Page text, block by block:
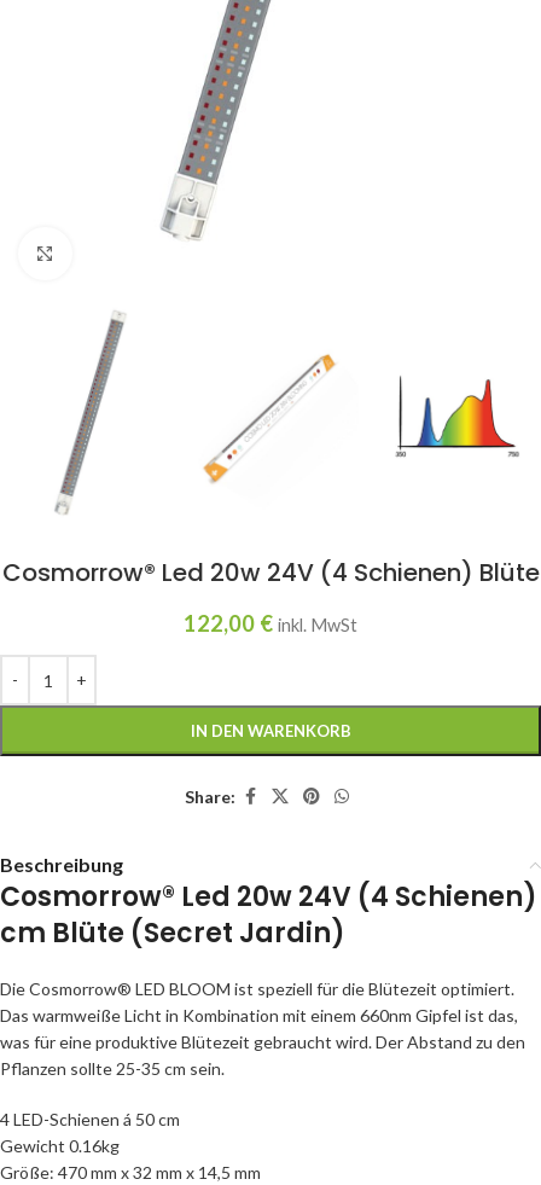
Cosmorrow® Led 20w 24V (4 Schienen) Blüte
122,00 € inkl. MwSt
IN DEN WARENKORB
Share:
Beschreibung
Cosmorrow® Led 20w 24V (4 Schienen)
cm Blüte (Secret Jardin)
Die Cosmorrow® LED BLOOM ist speziell für die Blütezeit optimiert.
Das warmweiße Licht in Kombination mit einem 660nm Gipfel ist das,
was für eine produktive Blütezeit gebraucht wird. Der Abstand zu den
Pflanzen sollte 25-35 cm sein.
4 LED-Schienen á 50 cm
Gewicht 0.16kg
Größe: 470 mm x 32 mm x 14,5 mm